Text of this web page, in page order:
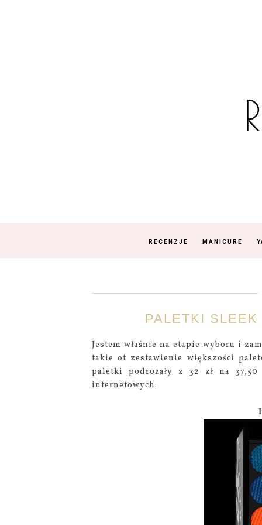
RECENZJE MANICURE
PALETKI
Jestem właśnie na etapie wyboru i
takie ot zestawienie większości
paletki podrożały z 32 zł na
internetowych.